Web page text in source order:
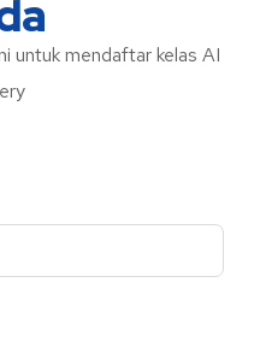
untuk mendaftar kelas AI